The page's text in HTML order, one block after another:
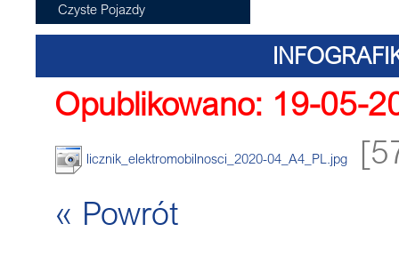
Czyste Pojazdy
Opublikowano: 19-05-
licznik_elektromobilnosci_2020-04_A4_PL.jpg
« Powrót